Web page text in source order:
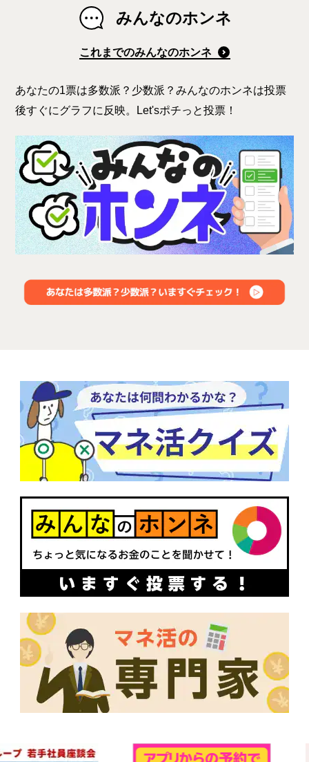
みんなのホンネ
これまでのみんなのホンネ
あなたの1票は多数派？少数派？みんなのホンネは投票
後すぐにグラフに反映。Let'sポチっと投票！